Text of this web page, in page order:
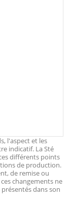
l'aspect et les
indicatif. La Sté
différents points
de production.
de remise ou
changements ne
dans son